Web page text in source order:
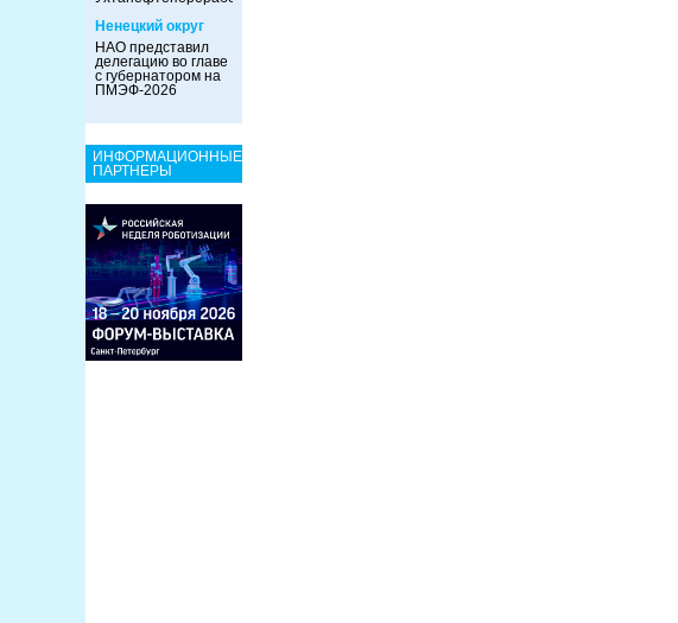
Ненецкий округ
НАО представил
делегацию во главе
с губернатором на
ПМЭФ-2026
ИНФОРМАЦИОННЫЕ
ПАРТНЕРЫ